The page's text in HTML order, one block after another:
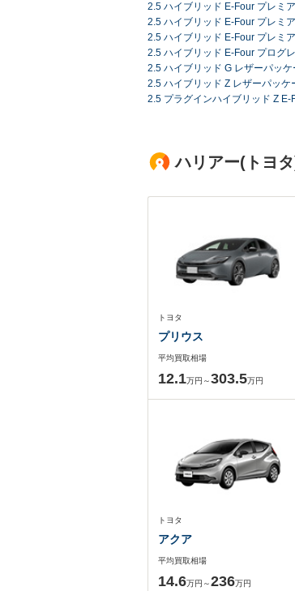
2.5 ハイブリッド E-Four プレミ
2.5 ハイブリッド E-Four プレミ
2.5 ハイブリッド E-Four プレミ
2.5 ハイブリッド E-Four プログ
2.5 ハイブリッド G レザーパッケ
2.5 ハイブリッド Z レザーパッケ
2.5 プラグインハイブリッド Z E-
ハリアー(トヨ
トヨタ
プリウス
平均買取相場
12.1万円～303.5万円
トヨタ
アクア
平均買取相場
14.6万円～236万円